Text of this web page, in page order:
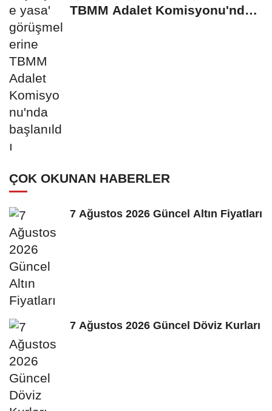
TBMM Adalet Komisyonu'nda
ÇOK OKUNAN HABERLER
7 Ağustos 2026 Güncel Altın Fiyatları
7 Ağustos 2026 Güncel Döviz Kurları